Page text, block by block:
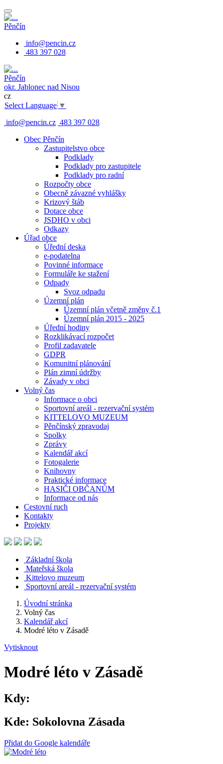
Pěnčín
info@pencin.cz
483 397 028
Pěnčín
okr. Jablonec nad Nisou
cz
Select Language ▼
info@pencin.cz 483 397 028
Obec Pěnčín
Zastupitelstvo obce
Podklady
Podklady pro zastupitele
Podklady pro radní
Rozpočty obce
Obecně závazné vyhlášky
Krizový štáb
Dotace obce
JSDHO v obci
Odkazy
Úřad obce
Úřední deska
e-podatelna
Povinné informace
Formuláře ke stažení
Odpady
Svoz odpadu
Územní plán
Územní plán včetně změny č.1
Územní plán 2015 - 2025
Úřední hodiny
Rozklikávací rozpočet
Profil zadavatele
GDPR
Komunitní plánování
Plán zimní údržby
Závady v obci
Volný čas
Informace o obci
Sportovní areál - rezervační systém
KITTELOVO MUZEUM
Pěnčínský zpravodaj
Spolky
Zprávy
Kalendář akcí
Fotogalerie
Knihovny
Praktické informace
HASIČI OBČANŮM
Informace od nás
Cestovní ruch
Kontakty
Projekty
Základní škola
Mateřská škola
Kittelovo muzeum
Sportovní areál - rezervační systém
Úvodní stránka
Volný čas
Kalendář akcí
Modré léto v Zásadě
Vytisknout
Modré léto v Zásadě
Kdy:
Kde: Sokolovna Zásada
Přidat do Google kalendáře